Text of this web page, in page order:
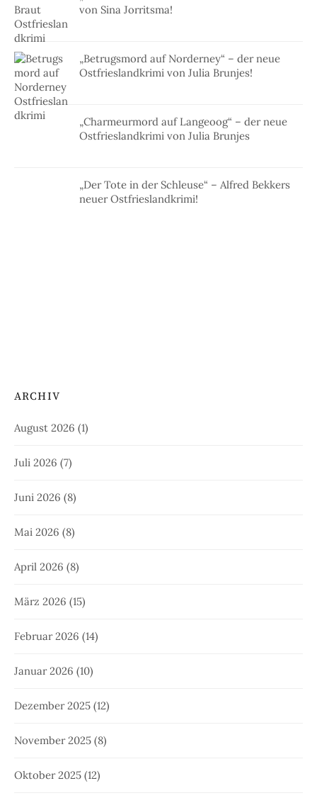
von Sina Jorritsma!
„Betrugsmord auf Norderney“ – der neue
Ostfrieslandkrimi von Julia Brunjes!
„Charmeurmord auf Langeoog“ – der neue
Ostfrieslandkrimi von Julia Brunjes
„Der Tote in der Schleuse“ – Alfred Bekkers
neuer Ostfrieslandkrimi!
ARCHIV
August 2026 (1)
Juli 2026 (7)
Juni 2026 (8)
Mai 2026 (8)
April 2026 (8)
März 2026 (15)
Februar 2026 (14)
Januar 2026 (10)
Dezember 2025 (12)
November 2025 (8)
Oktober 2025 (12)